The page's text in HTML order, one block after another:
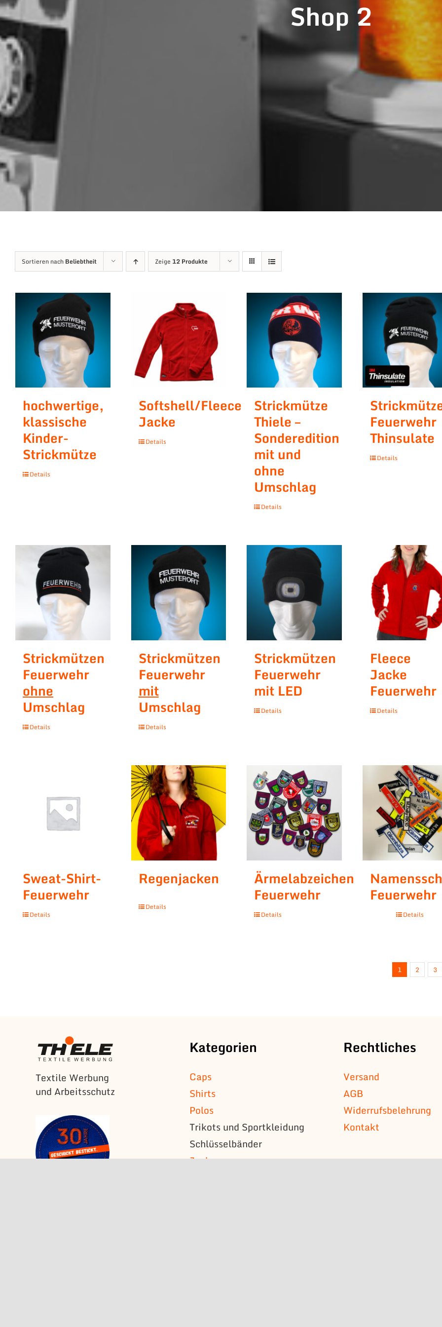
Shop 2
Sortieren nach Beliebtheit Zeige 12 Produkte
hochwertige,
klassische
Kinder-
Strickmütze
Details
Softshell/Fleece
Jacke
Details
Strickmütze
Thiele –
Sonderedition
mit und
ohne
Umschlag
Details
Feuerwehr
Thinsulate
Details
Strickmützen
Feuerwehr
ohne
Umschlag
Details
Strickmützen
Feuerwehr
mit
Umschlag
Details
Strickmützen
Feuerwehr
mit LED
Details
Fleece
Jacke
Feuerwehr
Details
Sweat-Shirt-
Feuerwehr
Details
Regenjacken
Details
Ärmelabzeichen
Feuerwehr
Details
Feuerwehr
Details
1 2 3
Textile Werbung
und Arbeitsschutz
Kategorien
Caps
Shirts
Polos
Trikots und Sportkleidung
Schlüsselbänder
Jacken
Rechtliches
Versand
AGB
Widerrufsbelehrung
Kontakt